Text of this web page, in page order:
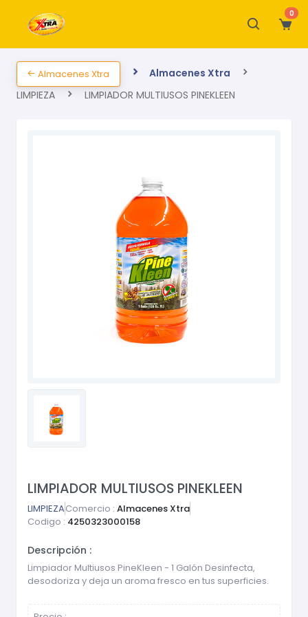
0
Almacenes Xtra
Almacenes Xtra
LIMPIEZA
LIMPIADOR MULTIUSOS PINEKLEEN
LIMPIADOR MULTIUSOS PINEKLEEN
LIMPIEZAComercio : Almacenes Xtra
Codigo : 4250323000158
Descripción :
Limpiador Multiusos PineKleen - 1 Galón Desinfecta,
desodoriza y deja un aroma fresco en tus superficies.